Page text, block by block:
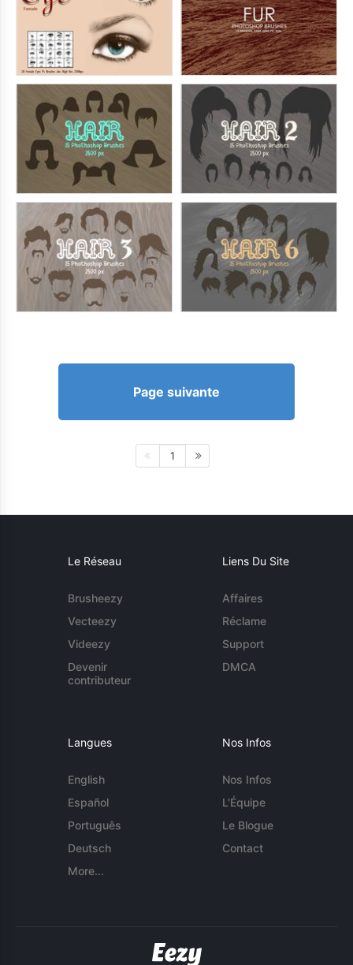
Page suivante
1
Le Réseau
Brusheezy
Vecteezy
Videezy
Devenir
contributeur
Liens Du Site
Affaires
Réclame
Support
DMCA
Langues
English
Español
Português
Deutsch
More...
Nos Infos
Nos Infos
L'Équipe
Le Blogue
Contact